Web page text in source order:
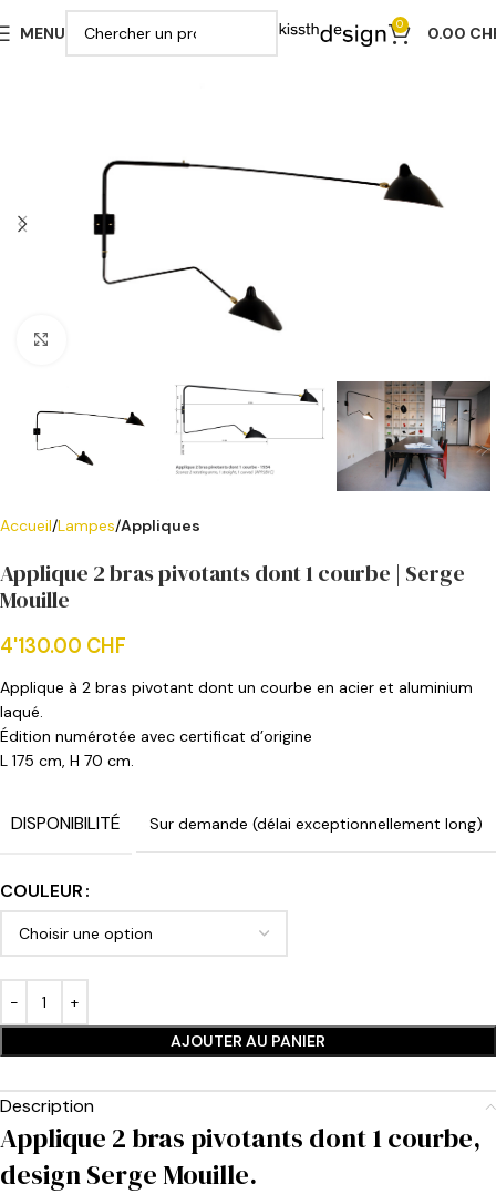
MENU 0 0.00
Accueil Lampes Appliques
Applique 2 bras pivotants dont 1 courbe | Serge
Mouille
4'130.00 CHF
Applique à 2 bras pivotant dont un courbe en acier et aluminium
laqué.
Édition numérotée avec certificat d’origine
L 175 cm, H 70 cm.
DISPONIBILITÉ Sur demande (délai exceptionnellement long)
COULEUR
AJOUTER AU PANIER
Description
Applique 2 bras pivotants dont 1 courbe,
design Serge Mouille.